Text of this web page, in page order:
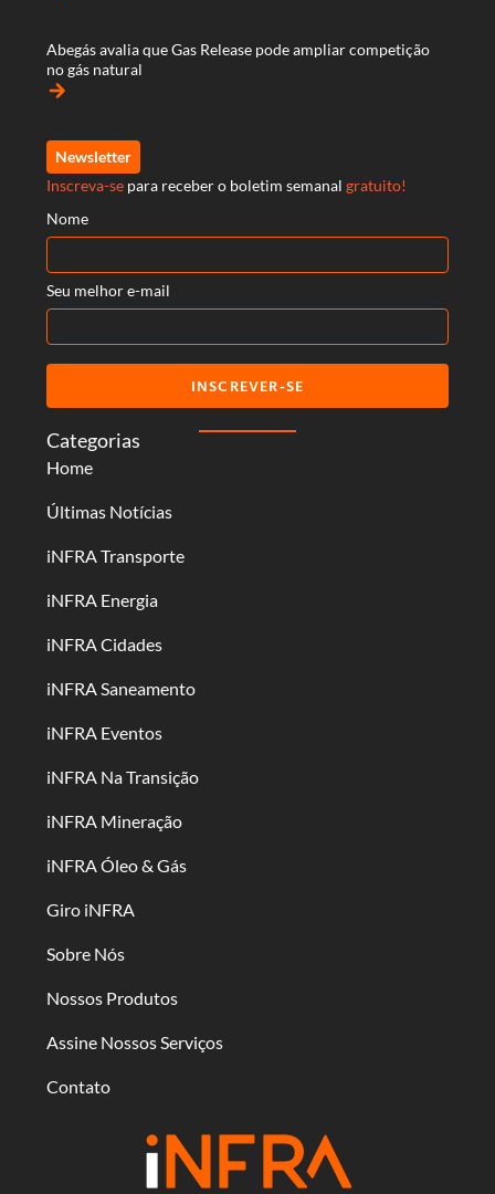
Categorias
Home
Últimas Notícias
iNFRA Transporte
iNFRA Energia
iNFRA Cidades
iNFRA Saneamento
iNFRA Eventos
iNFRA Na Transição
iNFRA Mineração
iNFRA Óleo & Gás
Giro iNFRA
Sobre Nós
Nossos Produtos
Assine Nossos Serviços
Contato
Abegás avalia que Gas Release pode ampliar competição
no gás natural
arrow_forward
Newsletter
Inscreva-se para receber o boletim semanal gratuito!
Nome
Seu melhor e-mail
INSCREVER-SE